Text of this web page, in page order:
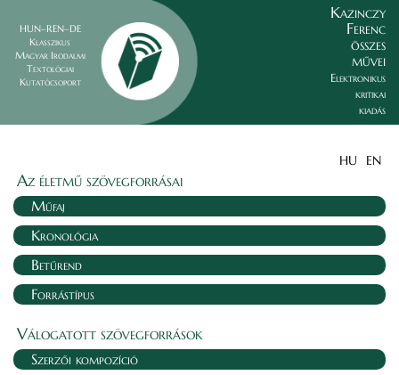
HUN–REN–DE
Klasszikus
Magyar Irodalmi
Textológiai
Kutatócsoport
Kazinczy
Ferenc
összes
művei
Elektronikus
kritikai
kiadás
HU EN
Az életmű szövegforrásai
Műfaj
Kronológia
Betűrend
Forrástípus
Válogatott szövegforrások
Szerzői kompozíció